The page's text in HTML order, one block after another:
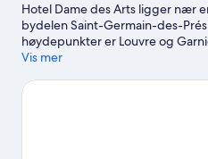
Hotel Dame des Arts ligger nær
bydelen Saint-Germain-des-
høydepunkter er Louvre og
Dame og Triumfbuen er noen av
Tuileries-hagen. Gjestene liker
Vis mer